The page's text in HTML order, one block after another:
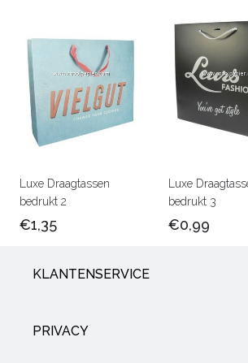
Luxe Draagtassen
bedrukt 2
€1,35
Luxe
bedrukt 3
€0,99
KLANTENSERVICE
PRIVACY